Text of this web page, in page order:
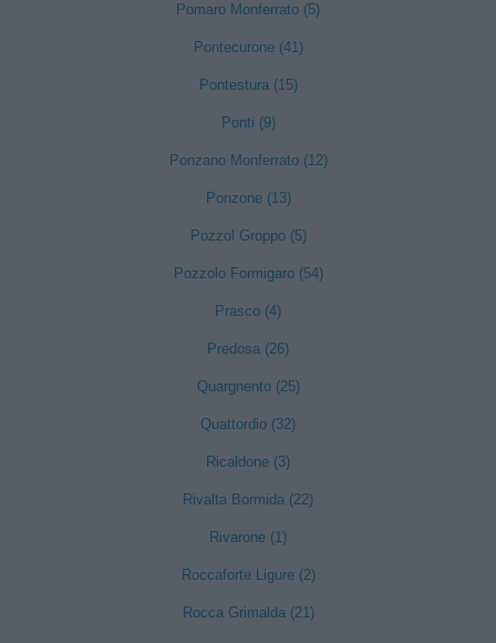
Pomaro Monferrato (5)
Pontecurone (41)
Pontestura (15)
Ponti (9)
Ponzano Monferrato (12)
Ponzone (13)
Pozzol Groppo (5)
Pozzolo Formigaro (54)
Prasco (4)
Predosa (26)
Quargnento (25)
Quattordio (32)
Ricaldone (3)
Rivalta Bormida (22)
Rivarone (1)
Roccaforte Ligure (2)
Rocca Grimalda (21)